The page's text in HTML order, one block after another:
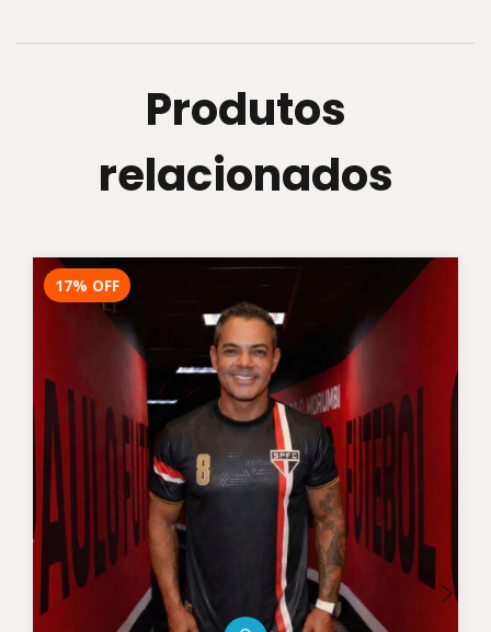
Produtos
relacionados
17% OFF